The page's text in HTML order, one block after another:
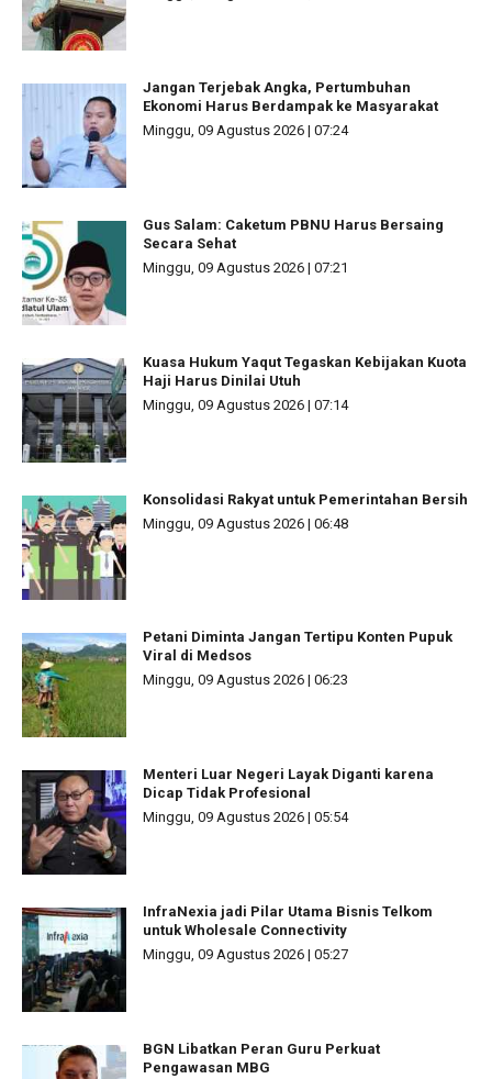
Jangan Terjebak Angka, Pertumbuhan
Ekonomi Harus Berdampak ke Masyarakat
Minggu, 09 Agustus 2026 | 07:24
Gus Salam: Caketum PBNU Harus Bersaing
Secara Sehat
Minggu, 09 Agustus 2026 | 07:21
Kuasa Hukum Yaqut Tegaskan Kebijakan Kuota
Haji Harus Dinilai Utuh
Minggu, 09 Agustus 2026 | 07:14
Konsolidasi Rakyat untuk Pemerintahan Bersih
Minggu, 09 Agustus 2026 | 06:48
Petani Diminta Jangan Tertipu Konten Pupuk
Viral di Medsos
Minggu, 09 Agustus 2026 | 06:23
Menteri Luar Negeri Layak Diganti karena
Dicap Tidak Profesional
Minggu, 09 Agustus 2026 | 05:54
InfraNexia jadi Pilar Utama Bisnis Telkom
untuk Wholesale Connectivity
Minggu, 09 Agustus 2026 | 05:27
BGN Libatkan Peran Guru Perkuat
Pengawasan MBG